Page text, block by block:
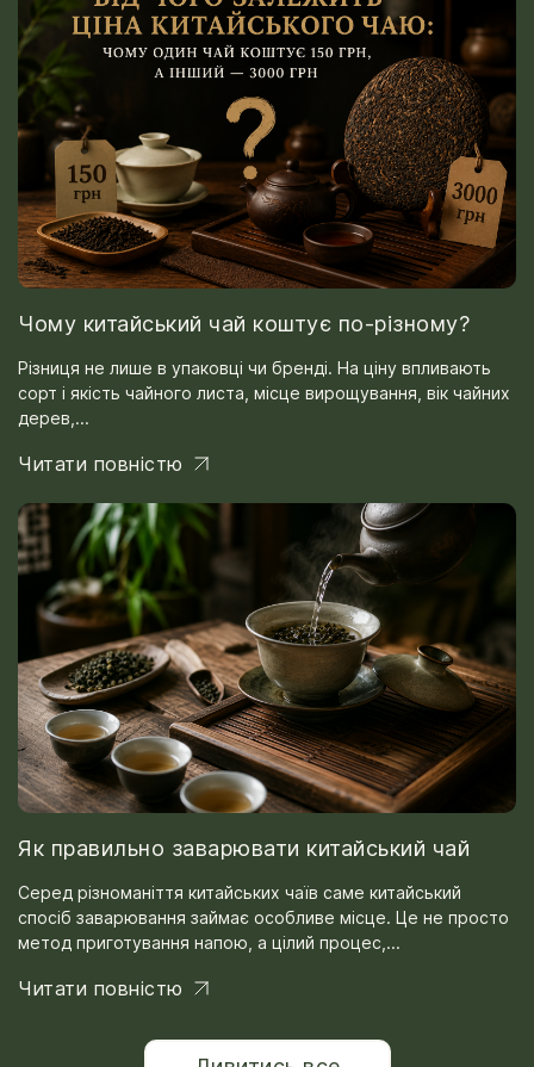
Чому китайський чай коштує по-різному?
Різниця не лише в упаковці чи бренді. На ціну впливають
сорт і якість чайного листа, місце вирощування, вік чайних
дерев,...
Читати повністю
Як правильно заварювати китайський чай
Серед різноманіття китайських чаїв саме китайський
спосіб заварювання займає особливе місце. Це не просто
метод приготування напою, а цілий процес,...
Читати повністю